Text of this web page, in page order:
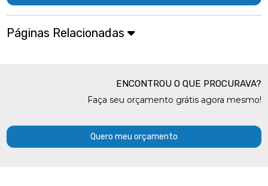
Páginas Relacionadas
ENCONTROU O QUE PROCURAVA?
Faça seu orçamento grátis agora mesmo!
Quero meu orçamento